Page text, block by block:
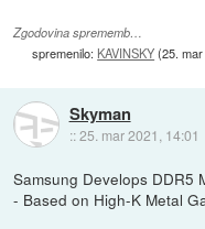
Zgodovina sprememb…
spremenilo: KAVINSKY(25.
Skyman
::25. mar 2021, 14:01
Samsung Develops DDR5
- Based on High-K Metal